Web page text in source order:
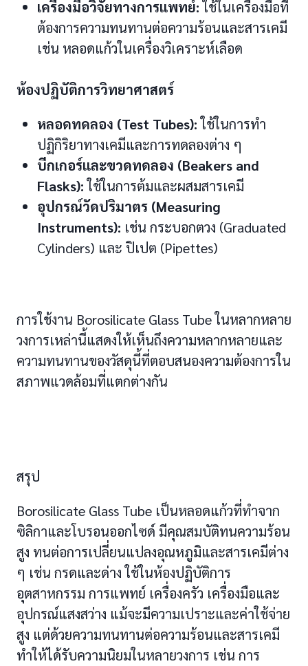
เครื่องมือวิจัยทางการแพทย์:ใช้ในเครื่องมือที่
ต้องการความทนทานต่อความร้อนและสารเคมี
เช่น หลอดแก้วในเครื่องวิเคราะห์เลือด
ห้องปฏิบัติการวิทยาศาสตร์
หลอดทดลอง (Test Tubes):ใช้ในการทำ
ปฏิกิริยาทางเคมีและการทดลองต่าง ๆ
บีกเกอร์และขวดทดลอง (Beakers and
Flasks):ใช้ในการต้มและผสมสารเคมี
อุปกรณ์วัดปริมาตร (Measuring
Instruments): เช่น กระบอกตวง (Graduated
Cylinders) และ ปิเปต (Pipettes)
การใช้งาน Borosilicate Glass Tube ในหลากหลาย
วงการเหล่านี้แสดงให้เห็นถึงความหลากหลายและ
ความทนทานของวัสดุนี้ที่ตอบสนองความต้องการใน
สภาพแวดล้อมที่แตกต่างกัน
สรุป
Borosilicate Glass Tube เป็นหลอดแก้วที่ทำจาก
ซิลิกาและโบรอนออกไซด์ มีคุณสมบัติทนความร้อน
สูง ทนต่อการเปลี่ยนแปลงอุณหภูมิและสารเคมีต่าง
ๆ เช่น กรดและด่าง ใช้ในห้องปฏิบัติการ
อุตสาหกรรม การแพทย์ เครื่องครัว เครื่องมือและ
อุปกรณ์แสงสว่าง แม้จะมีความเปราะและค่าใช้จ่าย
สูง แต่ด้วยความทนทานต่อความร้อนและสารเคมี
ทำให้ได้รับความนิยมในหลายวงการ เช่น การ